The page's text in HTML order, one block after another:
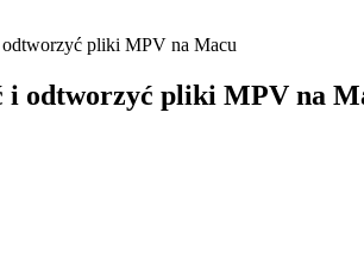
pliki MPV na Macu
i odtworzyć pliki MPV na